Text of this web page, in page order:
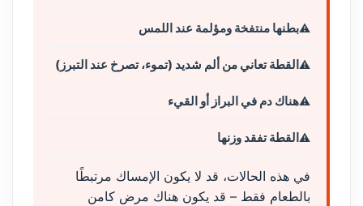
بطنها منتفخة ومؤلمة عند اللمس
القطة تعاني من ألم شديد (تموء، تصرخ عند التبرز)
هناك دم في البراز أو القيء
القطة تفقد وزنها
في هذه الحالات، قد لا يكون الإمساك مرتبطًا
بالطعام فقط – قد يكون هناك مرض كامن